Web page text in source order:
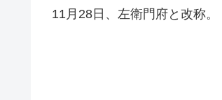
11月28日、左衛門府と改称。